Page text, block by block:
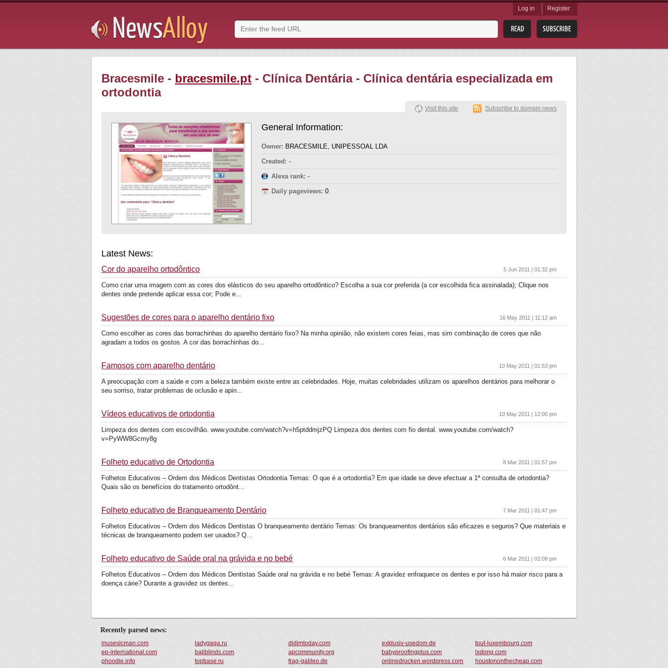
Log in Register
Bracesmile - bracesmile.pt - Clínica Dentária - Clínica dentária especializada em
ortodontia
General Information:
Owner: BRACESMILE, UNIPESSOAL LDA
Created: -
Alexa rank: -
Daily pageviews: 0
Visit this site Subscribe to domain news
Latest News:
Cor do aparelho ortodôntico 5 Jun 2011 | 01:32 pm
Como criar uma imagem com as cores dos elásticos do seu aparelho ortodôntico? Escolha a sua cor preferida (a cor escolhida fica assinalada); Clique nos
dentes onde pretende aplicar essa cor; Pode e...
Sugestões de cores para o aparelho dentário fixo 16 May 2011 | 11:12 am
Como escolher as cores das borrachinhas do aparelho dentário fixo? Na minha opinião, não existem cores feias, mas sim combinação de cores que não
agradam a todos os gostos. A cor das borrachinhas do...
Famosos com aparelho dentário 10 May 2011 | 01:53 pm
A preocupação com a saúde e com a beleza também existe entre as celebridades. Hoje, muitas celebridades utilizam os aparelhos dentários para melhorar o
seu sorriso, tratar problemas de oclusão e apin...
Vídeos educativos de ortodontia 10 May 2011 | 12:00 pm
Limpeza dos dentes com escovilhão. www.youtube.com/watch?v=h5ptddmjzPQ Limpeza dos dentes com fio dental. www.youtube.com/watch?
v=PyWW8Gcmy8g
Folheto educativo de Ortodontia 8 Mar 2011 | 01:57 pm
Folhetos Educativos – Ordem dos Médicos Dentistas Ortodontia Temas: O que é a ortodontia? Em que idade se deve efectuar a 1ª consulta de ortodontia?
Quais são os benefícios do tratamento ortodônt...
Folheto educativo de Branqueamento Dentário 7 Mar 2011 | 01:47 pm
Folhetos Educativos – Ordem dos Médicos Dentistas O branqueamento dentário Temas: Os branqueamentos dentários são eficazes e seguros? Que materiais e
técnicas de branqueamento podem ser usados? Q...
Folheto educativo de Saúde oral na grávida e no bebé 6 Mar 2011 | 02:09 pm
Folhetos Educativos – Ordem dos Médicos Dentistas Saúde oral na grávida e no bebé Temas: A gravidez enfraquece os dentes e por isso há maior risco para a
doença cárie? Durante a gravidez os dentes...
Recently parsed news:
musesicman.com ladygaga.ru didimtoday.com exklusiv-usedom.de
tout-luxembourg.com
ep-international.com
baliblinds.com apcommunity.org babyproofingplus.com
lxdong.com
phoodie.info
topbase.ru frag-galileo.de onlinedrucken.wordpress.com houstononthecheap.com